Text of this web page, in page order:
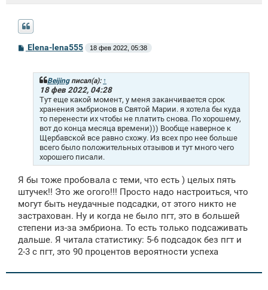
СElena-lena555 18 фев 2022, 05:38
Beijingписал(а): ↑
18 фев 2022, 04:28
Тут еще какой момент, у меня заканчивается срок
хранения эмбрионов в Святой Марии. я хотела бы куда
то перенести их чтобы не платить снова. По хорошему,
вот до конца месяца времени))) Вообще наверное к
Щербавской все равно схожу. Из всех про нее больше
всего было положительных отзывов и тут много чего
хорошего писали.
Я бы тоже пробовала с теми, что есть ) целых пять
штучек!! Это же огого!!! Просто надо настроиться, что
могут быть неудачные подсадки, от этого никто не
застрахован. Ну и когда не было пгт, это в большей
степени из-за эмбриона. То есть только подсаживать
дальше. Я читала статистику: 5-6 подсадок без пгт и
2-3 с пгт, это 90 процентов вероятности успеха